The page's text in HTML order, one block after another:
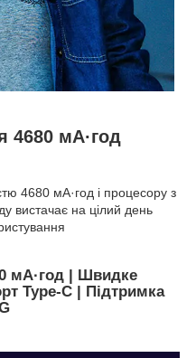
4680 мА·год
4680 мА·год і процесору з
вистачає на цілий день
мА·год | Швидке
Type-C | Підтримка